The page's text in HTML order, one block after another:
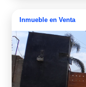
Inmueble en Venta